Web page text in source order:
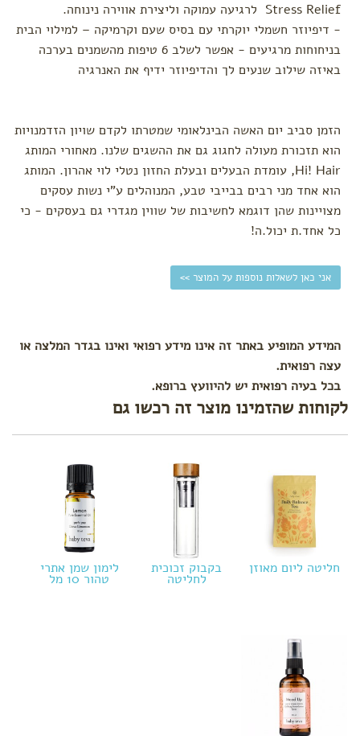
Stress Relief לרגיעה עמוקה וליצירת אווירה נינוחה.
- דיפיוזר חשמלי יוקרתי עם בסיס שעם וקרמיקה – למילוי הבית
בניחוחות מרגיעים - אפשר לשלב 6 טיפות מהשמנים בערכה
באיזה שילוב שנעים לך והדיפיוזר ידיף את האנרגיה
הזמן סביב יום האשה הבינלאומי שמטרתו לקדם שויון הזדמנויות
הוא תזכורת מעולה לחגוג גם את ההשגים שלנו. מאחורי המותג
Hi! Hair, עומדת הבעלים ובעלת החזון נטלי לוי אהרון. המותג
הוא אחד מני רבים בבייבי טבע, המנוהלים ע"י נשות עסקים
מצויינות שהן דוגמא לחשיבות של שווין מגדרי גם בעסקים - כי
כל אחד.ת יכול.ה!
אני כאן לשאלות נוספות על המוצר >>
המידע המופיע באתר זה אינו מידע רפואי ואינו בגדר המלצה או
עצה רפואית.
בכל בעיה רפואית יש להיוועץ ברופא.
לקוחות שהזמינו מוצר זה רכשו גם
חליטה ליום מאוזן בקבוק זכוכית
לחליטה
לימון שמן אתרי
טהור 10 מל